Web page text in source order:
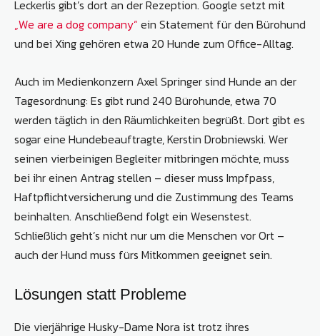
Leckerlis gibt’s dort an der Rezeption. Google setzt mit
„We are a dog company“ ein Statement für den Bürohund
und bei Xing gehören etwa 20 Hunde zum Office-Alltag.
Auch im Medienkonzern Axel Springer sind Hunde an der
Tagesordnung: Es gibt rund 240 Bürohunde, etwa 70
werden täglich in den Räumlichkeiten begrüßt. Dort gibt es
sogar eine Hundebeauftragte, Kerstin Drobniewski. Wer
seinen vierbeinigen Begleiter mitbringen möchte, muss
bei ihr einen Antrag stellen – dieser muss Impfpass,
Haftpflichtversicherung und die Zustimmung des Teams
beinhalten. Anschließend folgt ein Wesenstest.
Schließlich geht’s nicht nur um die Menschen vor Ort –
auch der Hund muss fürs Mitkommen geeignet sein.
Lösungen statt Probleme
Die vierjährige Husky-Dame Nora ist trotz ihres